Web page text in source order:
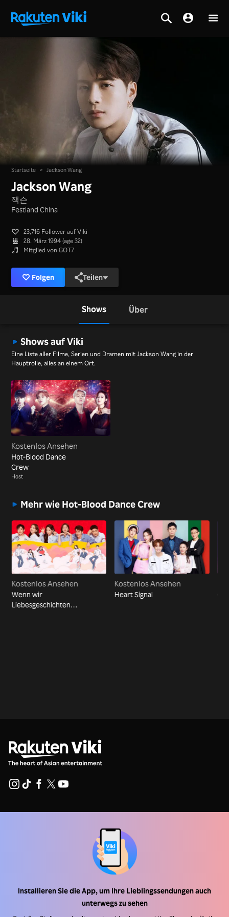
Installieren Sie die App, um Ihre Lieblingssendungen auch
unterwegs zu sehen
Startseite > Jackson Wang
Jackson Wang
잭슨
Festland China
23,716 Follower auf Viki
28. März 1994 (age 32)
Mitglied von GOT7
Folgen Teilen
Shows Über
Shows auf Viki
Eine Liste aller Filme, Serien und Dramen mit Jackson Wang in der
Hauptrolle, alles an einem Ort.
Kostenlos Ansehen
Hot-Blood Dance
Crew
Host
Mehr wie Hot-Blood Dance Crew
Kostenlos Ansehen
Wenn wir
Liebesgeschichten
Kostenlos Ansehen
Heart Signal
Pressezentrum